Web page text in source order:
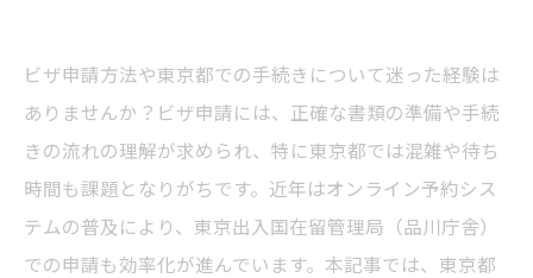
ビザ申請方法や東京都での手続きについて迷った経験は
ありませんか？ビザ申請には、正確な書類の準備や手続
きの流れの理解が求められ、特に東京都では混雑や待ち
時間も課題となりがちです。近年はオンライン予約シス
テムの普及により、東京出入国在留管理局（品川庁舎）
での申請も効率化が進んでいます。本記事では、東京都